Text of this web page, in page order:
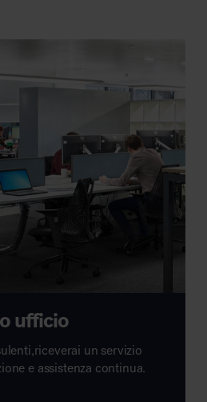
ufficio
un servizio
e assistenza continua.